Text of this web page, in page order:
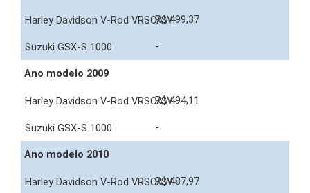
R$ 499,37
-
Ano modelo 2009
R$ 494,11
-
Ano modelo 2010
R$ 487,97